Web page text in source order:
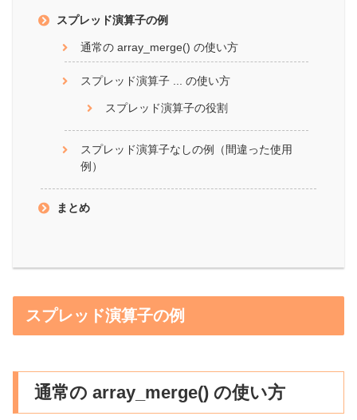
スプレッド演算子の例
通常の array_merge() の使い方
スプレッド演算子 ... の使い方
スプレッド演算子の役割
スプレッド演算子なしの例（間違った使用
例）
まとめ
スプレッド演算子の例
通常の array_merge() の使い方